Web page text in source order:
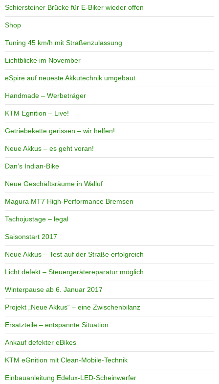
Schiersteiner Brücke für E-Biker wieder offen
Shop
Tuning 45 km/h mit Straßenzulassung
Lichtblicke im November
eSpire auf neueste Akkutechnik umgebaut
Handmade – Werbeträger
KTM Egnition – Live!
Getriebekette gerissen – wir helfen!
Neue Akkus – es geht voran!
Dan’s Indian-Bike
Neue Geschäftsräume in Walluf
Magura MT7 High-Performance Bremsen
Tachojustage – legal
Saisonstart 2017
Neue Akkus – Test auf der Straße erfolgreich
Licht defekt – Steuergerätereparatur möglich
Winterpause ab 6. Januar 2017
Projekt „Neue Akkus“ – eine Zwischenbilanz
Ersatzteile – entspannte Situation
Ankauf defekter eBikes
KTM eGnition mit Clean-Mobile-Technik
Einbauanleitung Edelux-LED-Scheinwerfer